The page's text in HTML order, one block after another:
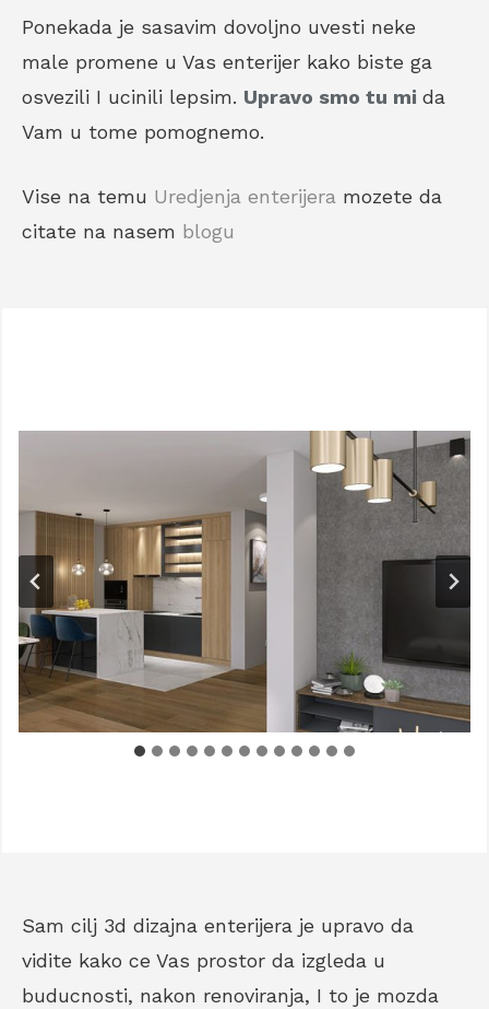
Ponekada je sasavim dovoljno uvesti neke
male promene u Vas enterijer kako biste ga
osvezili I ucinili lepsim. Upravo smo tu mi da
Vam u tome pomognemo.
Vise na temu Uredjenja enterijera mozete da
citate na nasem blogu
Sam cilj 3d dizajna enterijera je upravo da
vidite kako ce Vas prostor da izgleda u
buducnosti, nakon renoviranja, I to je mozda